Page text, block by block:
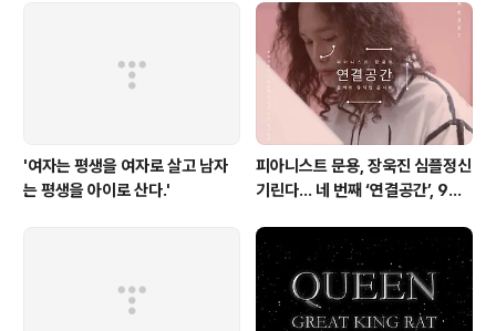
by moonyong Costumes & Management : TAra
'여자는 평생을 여자로 살고 남자
는 평생을 아이로 산다.'
피아니스트 문용, 장욱진 심플정신
기린다… 네 번째 ‘연결공간’, 9월